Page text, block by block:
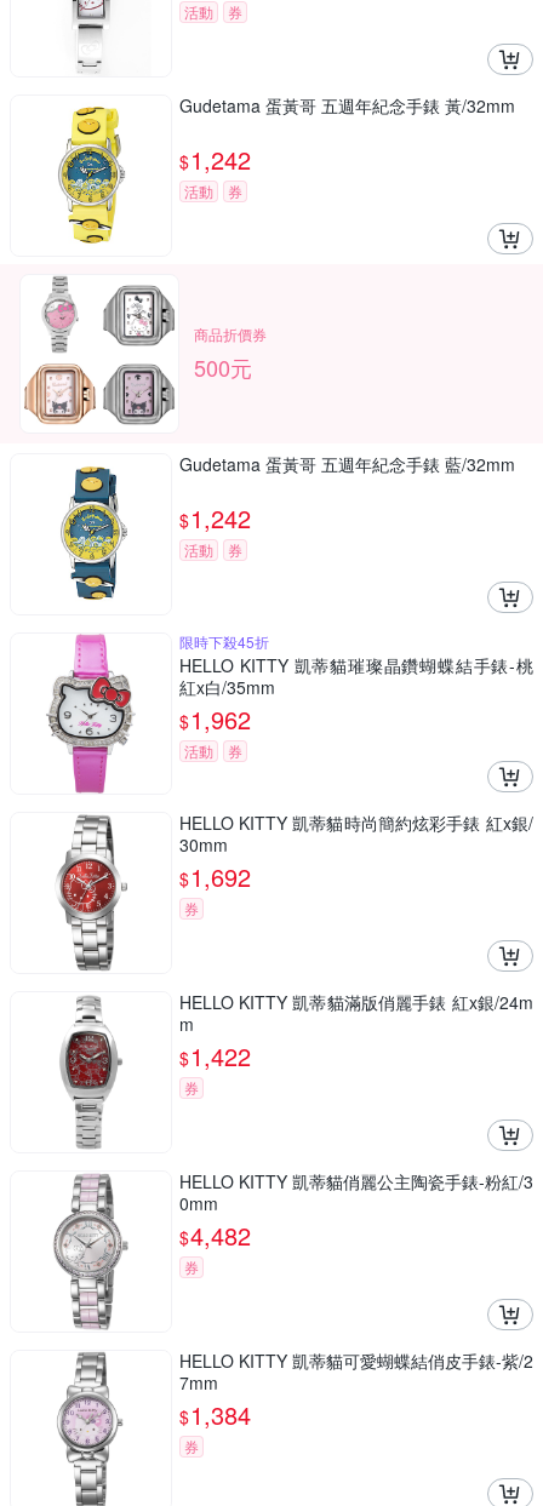
活動 券
Gudetama 蛋黃哥 五週年紀念手錶 黃/32mm
$1,242
活動 券
商品折價券
500元
Gudetama 蛋黃哥 五週年紀念手錶 藍/32mm
$1,242
活動 券
限時下殺45折
HELLO KITTY 凱蒂貓璀璨晶鑽蝴蝶結手錶-桃
紅x白/35mm
$1,962
活動 券
HELLO KITTY 凱蒂貓時尚簡約炫彩手錶 紅x銀/
30mm
$1,692
券
HELLO KITTY 凱蒂貓滿版俏麗手錶 紅x銀/24m
m
$1,422
券
HELLO KITTY 凱蒂貓俏麗公主陶瓷手錶-粉紅/3
0mm
$4,482
券
HELLO KITTY 凱蒂貓可愛蝴蝶結俏皮手錶-紫/2
7mm
$1,384
券